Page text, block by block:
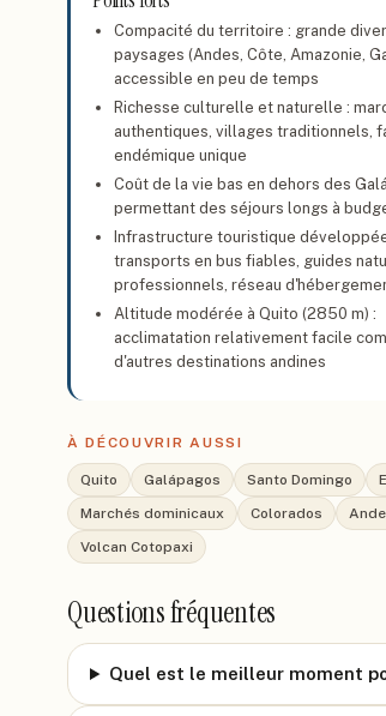
Compacité du territoire : grande
paysages (Andes, Côte, Amazonie,
accessible en peu de temps
Richesse culturelle et naturelle :
authentiques, villages traditionnels,
endémique unique
Coût de la vie bas en dehors des
permettant des séjours longs à
Infrastructure touristique
transports en bus fiables, guides
professionnels, réseau
Altitude modérée à Quito (2850 m) :
acclimatation relativement facile
d'autres destinations andines
À DÉCOUVRIR AUSSI
Quito Galápagos Santo Domingo
Marchés dominicaux
Colorados
Volcan Cotopaxi
Questions fréquentes
Quel est le meilleur moment